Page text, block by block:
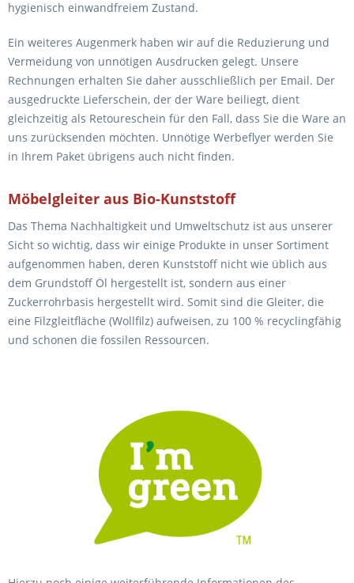
hygienisch einwandfreiem Zustand.
Ein weiteres Augenmerk haben wir auf die Reduzierung und
Vermeidung von unnötigen Ausdrucken gelegt. Unsere
Rechnungen erhalten Sie daher ausschließlich per Email. Der
ausgedruckte Lieferschein, der der Ware beiliegt, dient
gleichzeitig als Retoureschein für den Fall, dass Sie die Ware an
uns zurücksenden möchten. Unnötige Werbeflyer werden Sie
in Ihrem Paket übrigens auch nicht finden.
Möbelgleiter aus Bio-Kunststoff
Das Thema Nachhaltigkeit und Umweltschutz ist aus unserer
Sicht so wichtig, dass wir einige Produkte in unser Sortiment
aufgenommen haben, deren Kunststoff nicht wie üblich aus
dem Grundstoff Öl hergestellt ist, sondern aus einer
Zuckerrohrbasis hergestellt wird. Somit sind die Gleiter, die
eine Filzgleitfläche (Wollfilz) aufweisen, zu 100 % recyclingfähig
und schonen die fossilen Ressourcen.